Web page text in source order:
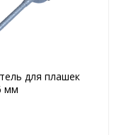
для плашек
мм